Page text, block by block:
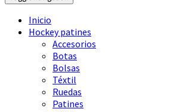
Inicio
Hockey patines
Accesorios
Botas
Bolsas
Téxtil
Ruedas
Patines